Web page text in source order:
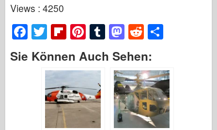
Views : 4250
F
a
c
T
wi
tt
er
Fl
ip
b
o
ar
d
Pi
nt
er
e
st
T
u
m
bl
M
a
st
o
d
o
n
R
e
d
di
t
e
Sie Können Auch Sehen: